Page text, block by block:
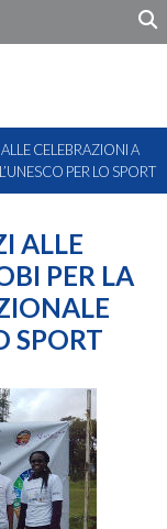
CELEBRAZIONI A
PER LO SPORT
ALLE
PER LA
SPORT